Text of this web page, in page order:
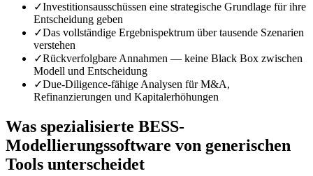
✓Investitionsausschüssen eine strategische Grundlage für ihre
Entscheidung geben
✓Das vollständige Ergebnispektrum über tausende Szenarien
verstehen
✓Rückverfolgbare Annahmen — keine Black Box zwischen
Modell und Entscheidung
✓Due-Diligence-fähige Analysen für M&A,
Refinanzierungen und Kapitalerhöhungen
Was spezialisierte BESS-
Modellierungssoftware von generischen
Tools unterscheidet